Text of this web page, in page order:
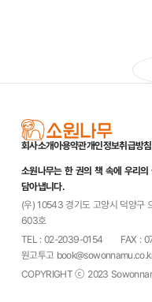
회사소개이용약관개인정보취급방침
소원나무는 한 권의 책 속에 우리
담아냅니다.
(우) 10543 경기도 고양시 덕양구
603호
TEL : 02-2039-0154
FAX :
원고투고
COPYRIGHT ⓒ 2023